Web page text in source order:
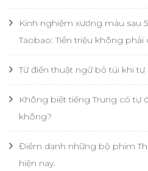
Kinh nghiệm xương máu sau
Taobao: Tiền triệu không phải
Từ điển thuật ngữ bỏ túi khi
Không biết tiếng Trung có tự
không?
Điểm danh những bộ phim
hiện nay.